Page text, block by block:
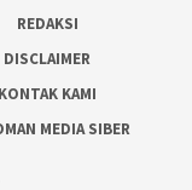
REDAKSI
DISCLAIMER
KONTAK KAMI
MEDIA SIBER